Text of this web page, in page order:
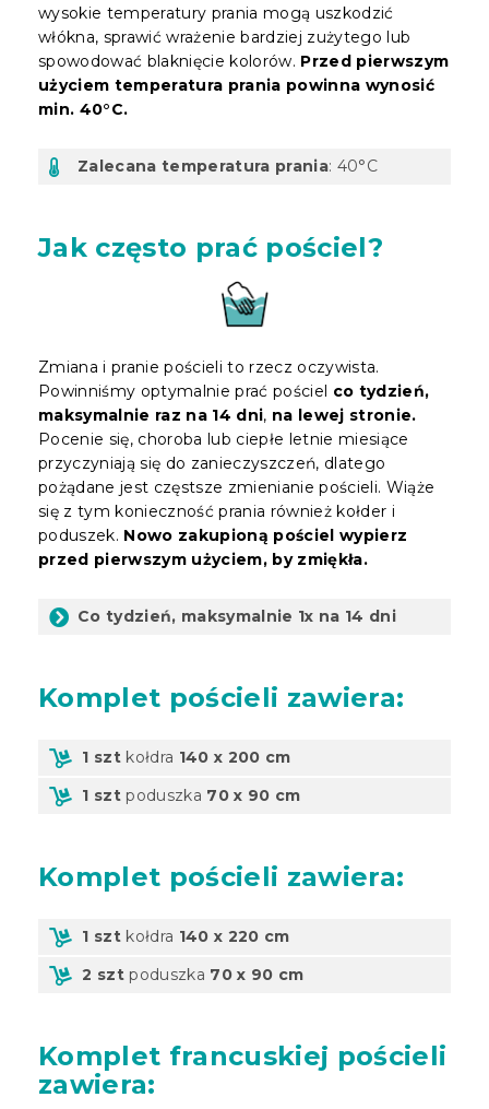
wysokie temperatury prania mogą uszkodzić
włókna, sprawić wrażenie bardziej zużytego lub
spowodować blaknięcie kolorów. Przed pierwszym
użyciem temperatura prania powinna wynosić
min. 40°C.
Zalecana temperatura prania: 40°C
Jak często prać pościel?
Zmiana i pranie pościeli to rzecz oczywista.
Powinniśmy optymalnie prać pościel co tydzień,
maksymalnie raz na 14 dni, na lewej stronie.
Pocenie się, choroba lub ciepłe letnie miesiące
przyczyniają się do zanieczyszczeń, dlatego
pożądane jest częstsze zmienianie pościeli. Wiąże
się z tym konieczność prania również kołder i
poduszek. Nowo zakupioną pościel wypierz
przed pierwszym użyciem, by zmiękła.
Co tydzień, maksymalnie 1x na 14 dni
Komplet pościeli zawiera:
1 szt kołdra 140 x 200 cm
1 szt poduszka 70 x 90 cm
Komplet pościeli zawiera:
1 szt kołdra 140 x 220 cm
2 szt poduszka 70 x 90 cm
Komplet francuskiej pościeli
zawiera: